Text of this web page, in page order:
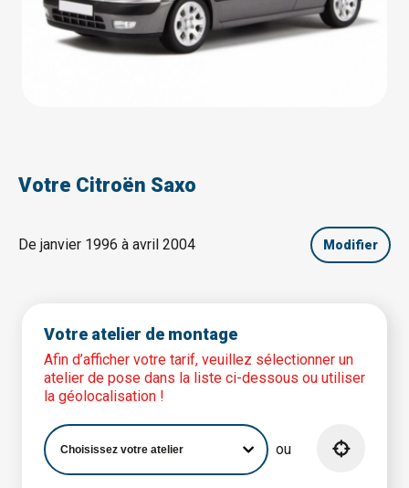
Votre Citroën Saxo
De janvier 1996 à avril 2004 Modifier
Votre atelier de montage
Afin d’afficher votre tarif, veuillez sélectionner un
atelier de pose dans la liste ci-dessous ou utiliser
la géolocalisation !
ou